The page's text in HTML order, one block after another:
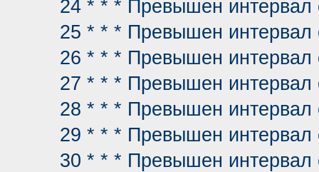
24 * * * Превышен интервал
25 * * * Превышен интервал
26 * * * Превышен интервал
27 * * * Превышен интервал
28 * * * Превышен интервал
29 * * * Превышен интервал
30 * * * Превышен интервал